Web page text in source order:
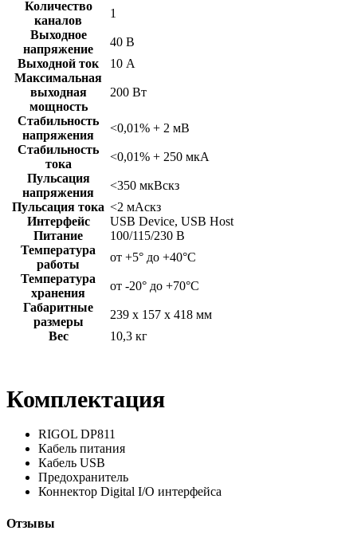
Количество
каналов
1
Выходное
напряжение
40 В
Выходной ток
10 А
Максимальная
выходная
мощность
200 Вт
Стабильность
напряжения
<0,01% + 2 мВ
Стабильность
тока
<0,01% + 250 мкА
Пульсация
напряжения
<350 мкВскз
Пульсация тока <2 мАскз
Интерфейс
USB Device, USB Host
Питание
100/115/230 В
Температура
работы
от +5° до +40°С
Температура
хранения
от -20° до +70°С
Габаритные
размеры
239 x 157 x 418 мм
Вес
10,3 кг
Комплектация
RIGOL DP811
Кабель питания
Кабель USB
Предохранитель
Коннектор Digital I/O интерфейса
Отзывы